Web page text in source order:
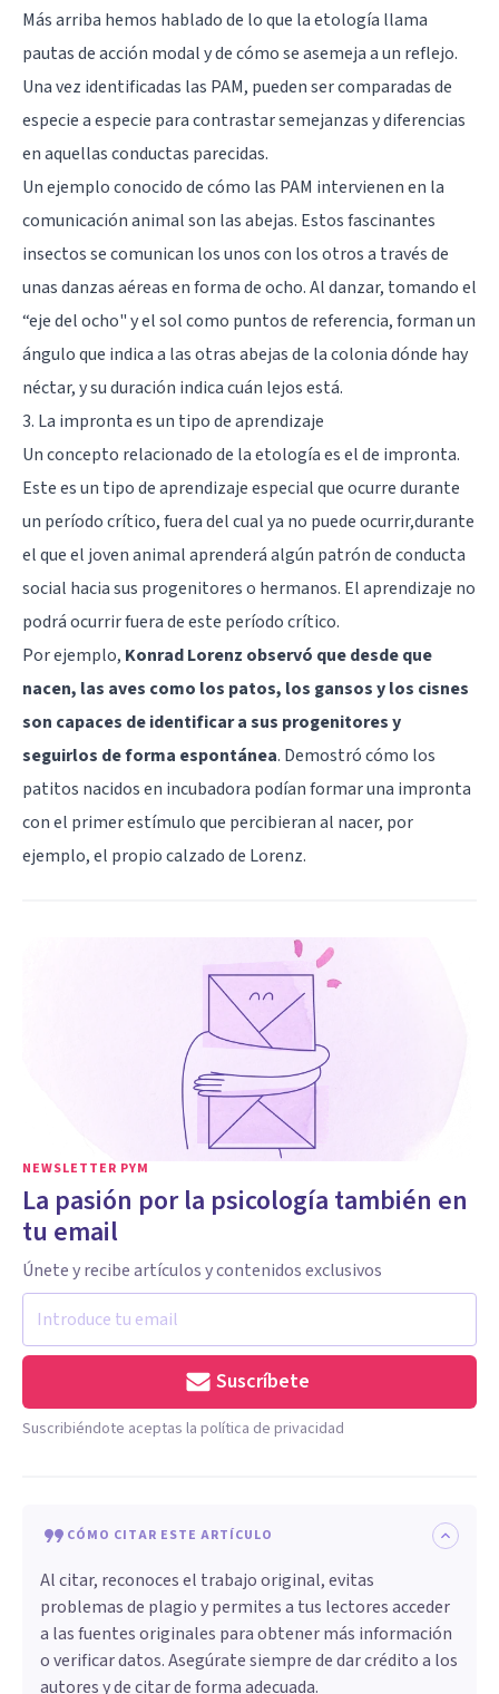
Más arriba hemos hablado de lo que la etología llama
pautas de acción modal y de cómo se asemeja a un reflejo.
Una vez identificadas las PAM, pueden ser comparadas de
especie a especie para contrastar semejanzas y diferencias
en aquellas conductas parecidas.
Un ejemplo conocido de cómo las PAM intervienen en la
comunicación animal son las abejas. Estos fascinantes
insectos se comunican los unos con los otros a través de
unas danzas aéreas en forma de ocho. Al danzar, tomando el
“eje del ocho" y el sol como puntos de referencia, forman un
ángulo que indica a las otras abejas de la colonia dónde hay
néctar, y su duración indica cuán lejos está.
3. La impronta es un tipo de aprendizaje
Un concepto relacionado de la etología es el de impronta.
Este es un tipo de aprendizaje especial que ocurre durante
un período crítico, fuera del cual ya no puede ocurrir,durante
el que el joven animal aprenderá algún patrón de conducta
social hacia sus progenitores o hermanos. El aprendizaje no
podrá ocurrir fuera de este período crítico.
Por ejemplo, Konrad Lorenz observó que desde que
nacen, las aves como los patos, los gansos y los cisnes
son capaces de identificar a sus progenitores y
seguirlos de forma espontánea. Demostró cómo los
patitos nacidos en incubadora podían formar una impronta
con el primer estímulo que percibieran al nacer, por
ejemplo, el propio calzado de Lorenz.
NEWSLETTER PYM
La pasión por la psicología también en
tu email
Únete y recibe artículos y contenidos exclusivos
Suscríbete
Suscribiéndote aceptas la política de privacidad
CÓMO CITAR ESTE ARTÍCULO
Al citar, reconoces el trabajo original, evitas
problemas de plagio y permites a tus lectores acceder
a las fuentes originales para obtener más información
o verificar datos. Asegúrate siempre de dar crédito a los
autores y de citar de forma adecuada.